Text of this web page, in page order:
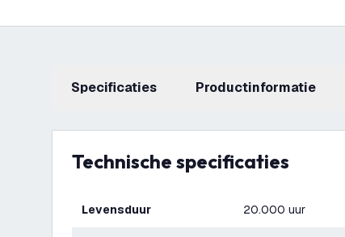
Specificaties productinformatie
Technische specificaties
Levensduur 20.000 uur